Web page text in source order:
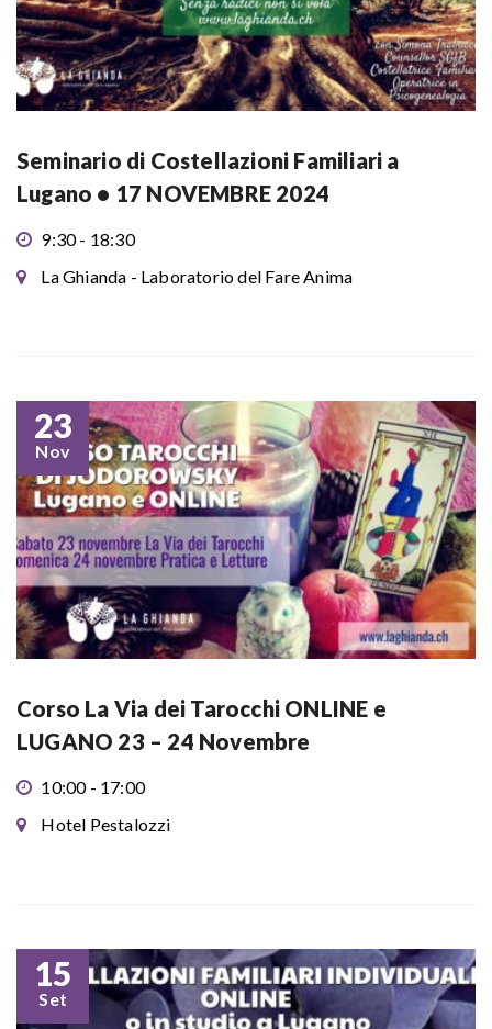
Seminario di Costellazioni Familiari a
Lugano • 17 NOVEMBRE 2024
9:30 - 18:30
La Ghianda - Laboratorio del Fare Anima
23
Nov
Corso La Via dei Tarocchi ONLINE e
LUGANO 23 – 24 Novembre
10:00 - 17:00
Hotel Pestalozzi
15
Set